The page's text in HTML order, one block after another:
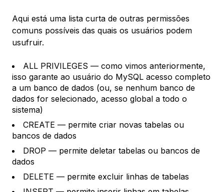
Aqui está uma lista curta de outras permissões
comuns possíveis das quais os usuários podem
usufruir.
ALL PRIVILEGES — como vimos anteriormente,
isso garante ao usuário do MySQL acesso completo
a um banco de dados (ou, se nenhum banco de
dados for selecionado, acesso global a todo o
sistema)
CREATE — permite criar novas tabelas ou
bancos de dados
DROP — permite deletar tabelas ou bancos de
dados
DELETE — permite excluir linhas de tabelas